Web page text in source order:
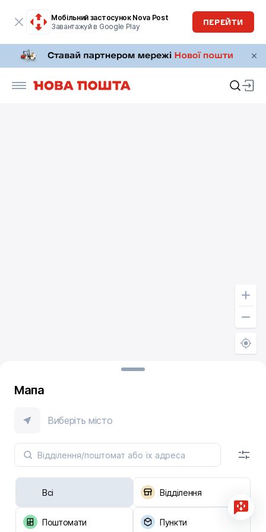
Мобільний застосунок Nova Post
Завантажуй в Google Play
ПЕРЕЙТИ
Мапа
Виберіть місто
Всі Відділення
Поштомати Пункти